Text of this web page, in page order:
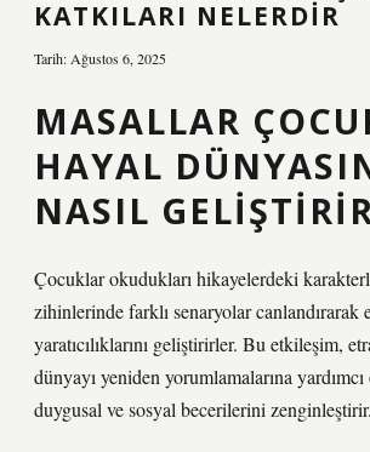
KATKILARI NELERDIR
Tarih: Ağustos 6, 2025
MASALLAR
HAYAL
NASIL
Çocuklar okudukları hikayelerdeki
zihinlerinde farklı senaryolar canlandırarak
yaratıcılıklarını geliştirirler. Bu etkileşim,
dünyayı yeniden yorumlamalarına
duygusal ve sosyal becerilerini zenginleştirir.